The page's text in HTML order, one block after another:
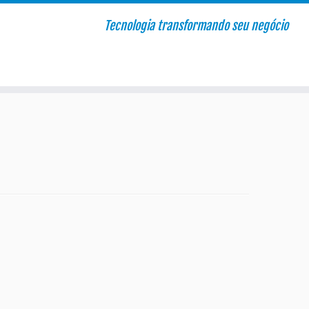
Tecnologia transformando seu negócio